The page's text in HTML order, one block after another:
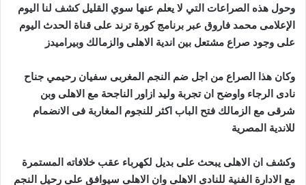
وحول هذه الصراعات التي لا يعلم عنها سوي القليل كشف لنا اليوم
الإعلامى محمد فاروق عبر برنامج كورة ترند على قناة الحدث اليوم
على وجود صراع مشتعل بين اندية الاهلى والزمالك وبيراميدز
وكان هذا الصراع من اجل ضم النجم المغربى سفيان رحيمي جناح
نادى الرجاء واوضح ان تجربة وليد ازاور الناجحة مع الاهلى وبن
شرقى مع الزمالك فتح الباب اكثر للنجوم المغاربة فى الانضمام
للاندية المصرية
وكشف ان الاهلى يبحث على بديل لكهرباء عقب خلافاته المستمرة
مع الادارة الفنية للنادى الاهلى وان الاهلى سيوافق على رحيل النجم